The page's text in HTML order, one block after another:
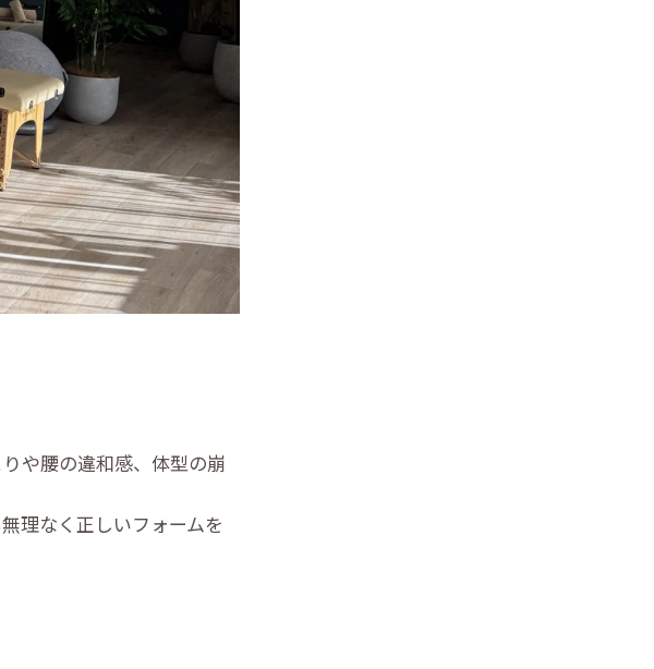
や腰の違和感、体型の崩
理なく正しいフォームを